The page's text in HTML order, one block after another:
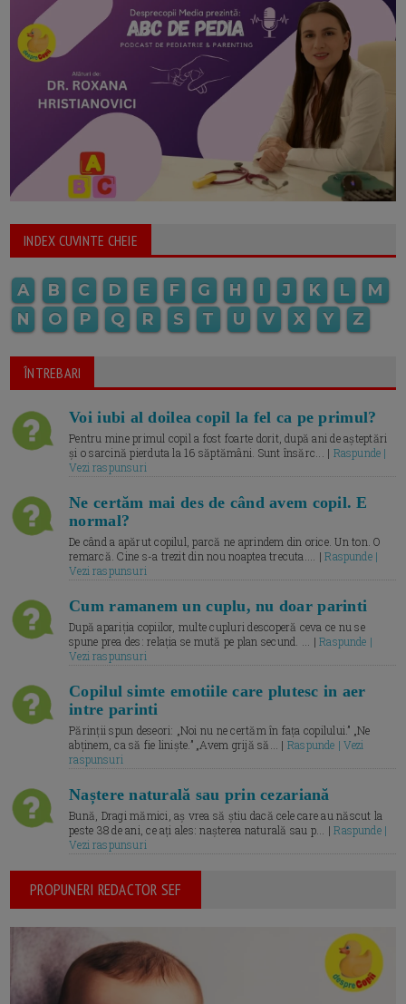
INDEX CUVINTE CHEIE
A B C D E F G H I J K L
M
N
O P Q R S T U V X Y Z
ÎNTREBARI
Voi iubi al doilea copil la fel ca pe primul?
Pentru mine primul copil a fost foarte dorit, după ani de așteptări
și o sarcină pierduta la 16 săptămâni. Sunt însărc... | Raspunde |
Vezi raspunsuri
Ne certăm mai des de când avem copil. E
normal?
De când a apărut copilul, parcă ne aprindem din orice. Un ton. O
remarcă. Cine s-a trezit din nou noaptea trecuta.... |Raspunde |
Vezi raspunsuri
Cum ramanem un cuplu, nu doar parinti
După apariția copiilor, multe cupluri descoperă ceva ce nu se
spune prea des: relația se mută pe plan secund. ... |Raspunde |
Vezi raspunsuri
Copilul simte emotiile care plutesc in aer
intre parinti
Părinții spun deseori: „Noi nu ne certăm în fața copilului.” „Ne
abținem, ca să fie liniște.” „Avem grijă să... | Raspunde | Vezi
raspunsuri
Naștere naturală sau prin cezariană
Bună, Dragi mămici, aș vrea să știu dacă cele care au născut la
peste 38 de ani, ce ați ales: nașterea naturală sau p... |Raspunde |
Vezi raspunsuri
PROPUNERI REDACTOR SEF